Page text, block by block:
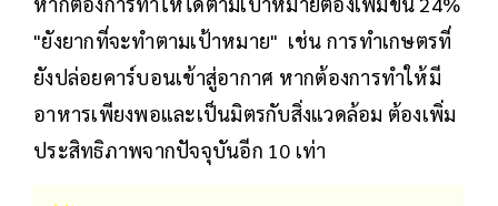
"ยังยากที่จะทำตามเป้าหมาย" เช่น การทำเกษตรที่
ยังปล่อยคาร์บอนเข้าสู่อากาศ หากต้องการทำให้มี
อาหารเพียงพอและเป็นมิตรกับสิ่งแวดล้อม ต้องเพิ่ม
ประสิทธิภาพจากปัจจุบันอีก 10 เท่า